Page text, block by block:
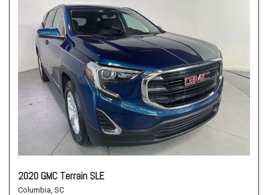
2020 GMC Terrain SLE
Columbia, SC